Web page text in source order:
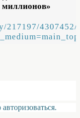
миллионов»
217197/4307452/